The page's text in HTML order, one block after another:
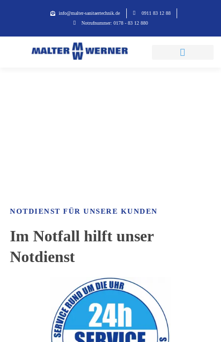
info@malter-sanitaertechnik.de
0911 83 12 88
Notrufnummer: 0178 - 83 12 880
NOTDIENST FÜR UNSERE KUNDEN
Im Notfall hilft unser
Notdienst